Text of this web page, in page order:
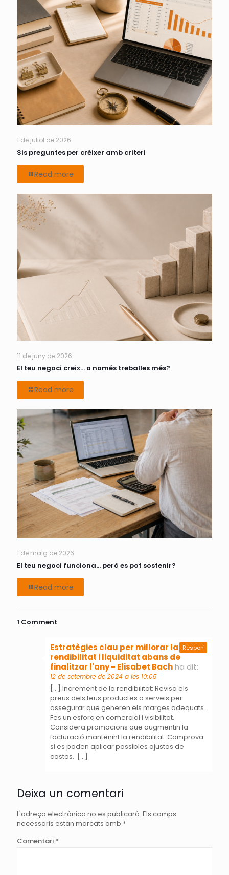
1 de juliol de 2026
Sis preguntes per créixer amb criteri
Read more
11 de juny de 2026
El teu negoci creix… o només treballes més?
Read more
1 de maig de 2026
El teu negoci funciona… però es pot sostenir?
Read more
1 Comment
Estratègies clau per millorar la
rendibilitat i liquiditat abans de
finalitzar l'any - Elisabet Bachha dit:
12 de setembre de 2024 a les 10:05
[…] Increment de la rendibilitat: Revisa els
preus dels teus productes o serveis per
assegurar que generen els marges adequats.
Fes un esforç en comercial i visibilitat.
Considera promocions que augmentin la
facturació mantenint la rendibilitat. Comprova
si es poden aplicar possibles ajustos de
costos. […]
Respon
Deixa un comentari
L'adreça electrònica no es publicarà. Els camps
necessaris estan marcats amb *
Comentari *